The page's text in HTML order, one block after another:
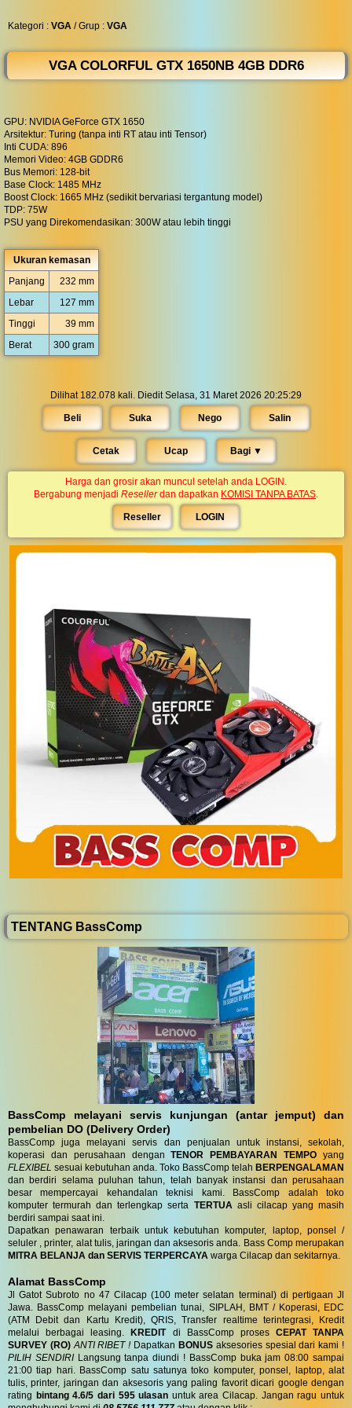
Kategori : VGA / Grup : VGA
VGA COLORFUL GTX 1650NB 4GB DDR6
GPU: NVIDIA GeForce GTX 1650
Arsitektur: Turing (tanpa inti RT atau inti Tensor)
Inti CUDA: 896
Memori Video: 4GB GDDR6
Bus Memori: 128-bit
Base Clock: 1485 MHz
Boost Clock: 1665 MHz (sedikit bervariasi tergantung model)
TDP: 75W
PSU yang Direkomendasikan: 300W atau lebih tinggi
Ukuran kemasan
Panjang
232 mm
Lebar
127 mm
Tinggi
39 mm
Berat
300 gram
Dilihat 182.078 kali. Diedit Selasa, 31 Maret 2026 20:25:29
Beli Suka Nego Salin
Cetak Ucap Bagi ▼︎
Harga dan grosir akan muncul setelah anda LOGIN.
Bergabung menjadi Resellerdan dapatkan KOMISI TANPA BATAS.
Reseller LOGIN
TENTANG BassComp
BassComp melayani servis kunjungan (antar jemput) dan
pembelian DO (Delivery Order)
BassComp juga melayani servis dan penjualan untuk instansi, sekolah,
koperasi dan perusahaan denganTENOR PEMBAYARAN TEMPO yang
FLEXIBEL sesuai kebutuhan anda. Toko BassComp telah BERPENGALAMAN
dan berdiri selama puluhan tahun, telah banyak instansi dan perusahaan
besar mempercayai kehandalan teknisi kami. BassComp adalah toko
komputer termurah dan terlengkap serta TERTUA asli cilacap yang masih
berdiri sampai saat ini.
Dapatkan penawaran terbaik untuk kebutuhan komputer, laptop, ponsel /
seluler , printer, alat tulis, jaringan dan aksesoris anda. Bass Comp merupakan
MITRA BELANJA dan SERVIS TERPERCAYA warga Cilacap dan sekitarnya.
Alamat BassComp
Jl Gatot Subroto no 47 Cilacap (100 meter selatan terminal) di pertigaan Jl
Jawa. BassComp melayani pembelian tunai, SIPLAH, BMT / Koperasi, EDC
(ATM Debit dan Kartu Kredit), QRIS, Transfer realtime terintegrasi, Kredit
melalui berbagai leasing.KREDITdi BassComp proses CEPAT TANPA
SURVEY (RO) ANTI RIBET !Dapatkan BONUSaksesories spesial dari kami !
PILIH SENDIRILangsung tanpa diundi ! BassComp buka jam 08:00 sampai
21:00 tiap hari. BassComp satu satunya toko komputer, ponsel, laptop, alat
tulis, printer, jaringan dan aksesoris yang paling favorit dicari google dengan
rating bintang 4.6/5 dari 595 ulasan untuk area Cilacap. Jangan ragu untuk